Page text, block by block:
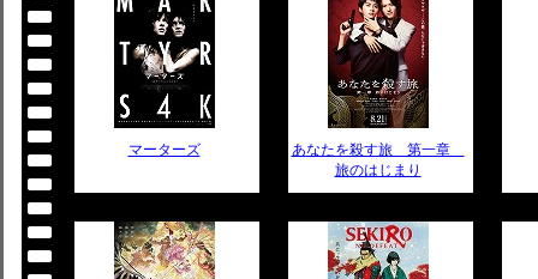
マーターズ
あなたを殺す旅 第一章
旅のはじまり